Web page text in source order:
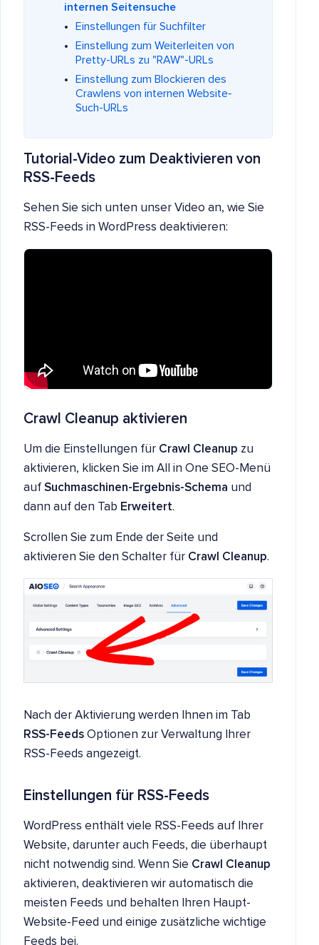
internen Seitensuche
Einstellungen für Suchfilter
Einstellung zum Weiterleiten von
Pretty-URLs zu "RAW"-URLs
Einstellung zum Blockieren des
Crawlens von internen Website-
Such-URLs
Tutorial-Video zum Deaktivieren von
RSS-Feeds
Sehen Sie sich unten unser Video an, wie Sie
RSS-Feeds in WordPress deaktivieren:
Crawl Cleanup aktivieren
Um die Einstellungen für Crawl Cleanup zu
aktivieren, klicken Sie im All in One SEO-Menü
auf Suchmaschinen-Ergebnis-Schema und
dann auf den Tab Erweitert.
Scrollen Sie zum Ende der Seite und
aktivieren Sie den Schalter für Crawl Cleanup.
Nach der Aktivierung werden Ihnen im Tab
RSS-Feeds Optionen zur Verwaltung Ihrer
RSS-Feeds angezeigt.
Einstellungen für RSS-Feeds
WordPress enthält viele RSS-Feeds auf Ihrer
Website, darunter auch Feeds, die überhaupt
nicht notwendig sind. Wenn Sie Crawl Cleanup
aktivieren, deaktivieren wir automatisch die
meisten Feeds und behalten Ihren Haupt-
Website-Feed und einige zusätzliche wichtige
Feeds bei.